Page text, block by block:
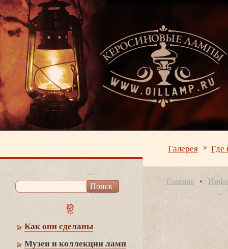
Галерея Где
Как они сделаны
Музеи и коллекции ламп
Главная